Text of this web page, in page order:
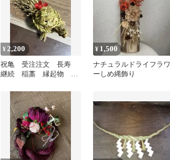
¥ 2,200
祝亀 受注注文 長寿
継続 稲藁 縁起物 見
¥ 1,500
ナチュラルドライフラワ
ーしめ縄飾り